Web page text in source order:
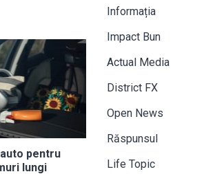
pentru
lungi
Informația
Impact Bun
Actual Media
District FX
Open News
Răspunsul
Life Topic